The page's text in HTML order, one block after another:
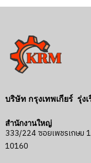
บริษัท กรุงเทพเกียร์ รุ่
สำนักงานใหญ่
333/224 ซอยเพชรเกษม
10160